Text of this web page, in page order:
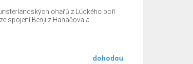
ohařů z Lúckého boří
spojení Benji z Hanačova a
dohodou